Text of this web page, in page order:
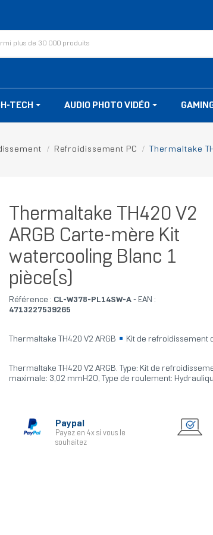
TECH AUDIO PHOTO VIDÉO
Refroidissement PC Thermaltake
Thermaltake TH420 V2
ARGB Carte-mère Kit
watercooling Blanc 1
pièce(s)
Référence : CL-W378-PL14SW-A- EAN :
4713227539265
Thermaltake TH420 V2 ARGB Kit de refroidissement
Thermaltake TH420 V2 ARGB. Type: Kit de
maximale: 3,02 mmH2O, Type de roulement:
Paypal
Payez en 4x si vous le
souhaitez